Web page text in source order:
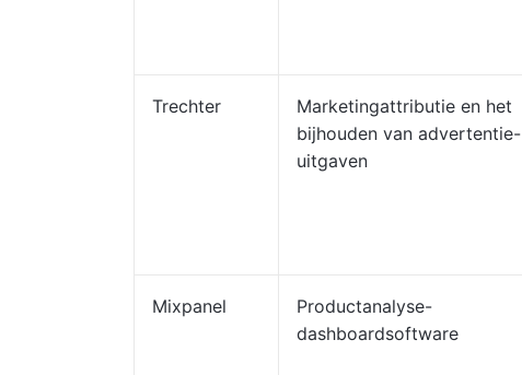
Trechter
Marketingattributie en het
bijhouden van advertentie-
uitgaven
Mixpanel
Productanalyse-
dashboardsoftware